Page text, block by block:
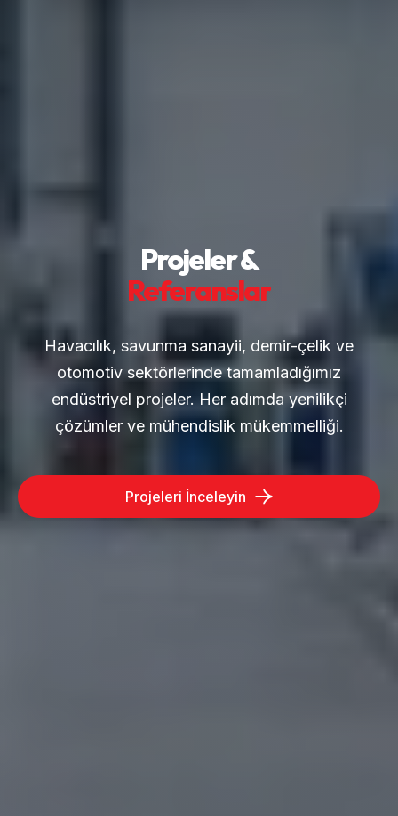
Projeler &
Referanslar
Havacılık, savunma sanayii, demir-çelik ve
otomotiv sektörlerinde tamamladığımız
endüstriyel projeler. Her adımda yenilikçi
çözümler ve mühendislik mükemmelliği.
Projeleri İnceleyin